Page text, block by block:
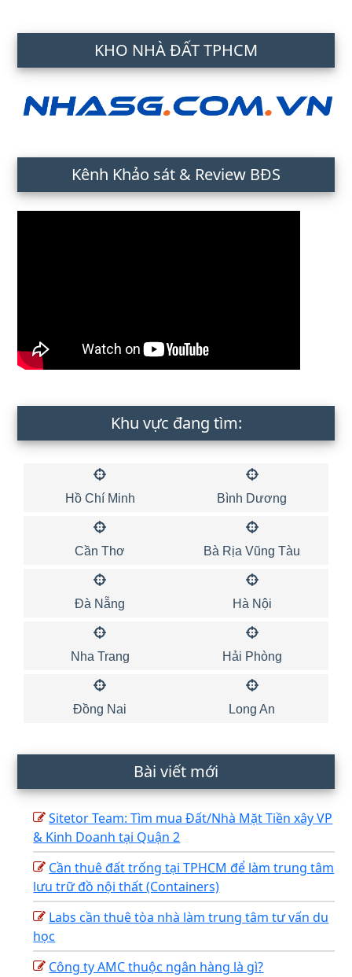
KHO NHÀ ĐẤT TPHCM
Kênh Khảo sát & Review BĐS
Khu vực đang tìm:
Hồ Chí Minh Bình Dương
Cần Thơ Bà Rịa Vũng Tàu
Đà Nẵng Hà Nội
Nha Trang Hải Phòng
Đồng Nai Long An
Bài viết mới
Sitetor Team: Tìm mua Đất/Nhà Mặt Tiền xây VP
& Kinh Doanh tại Quận 2
Cần thuê đất trống tại TPHCM để làm trung tâm
lưu trữ đồ nội thất (Containers)
Labs cần thuê tòa nhà làm trung tâm tư vấn du
học
Công ty AMC thuộc ngân hàng là gì?